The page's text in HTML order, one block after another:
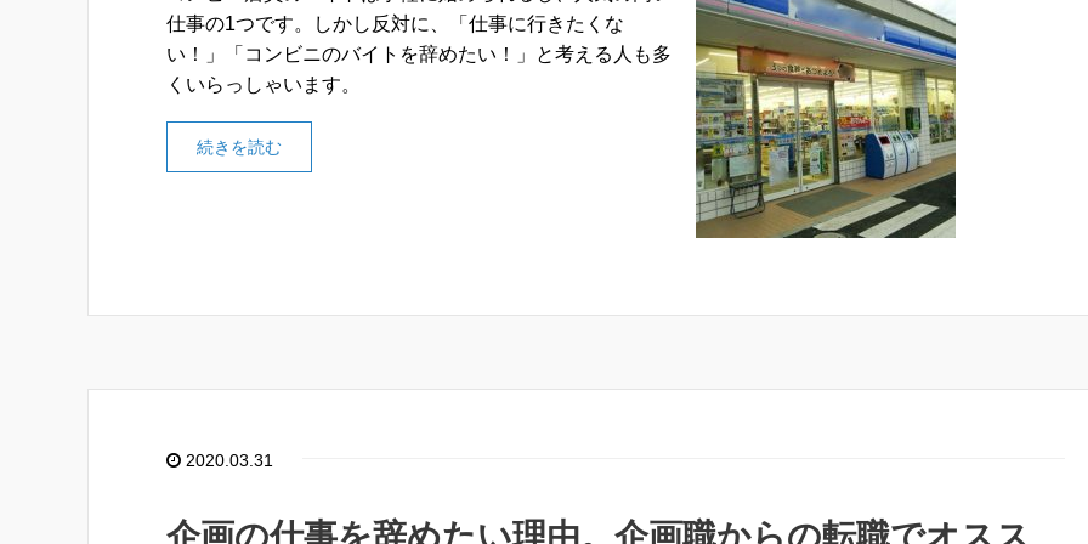
仕事の1つです。しかし反対に、「仕事に行きたくな
い！」「コンビニのバイトを辞めたい！」と考える人も多
くいらっしゃいます。
続きを読む
2020.03.31
企画の仕事を辞めたい理由。企画職からの転職でオスス